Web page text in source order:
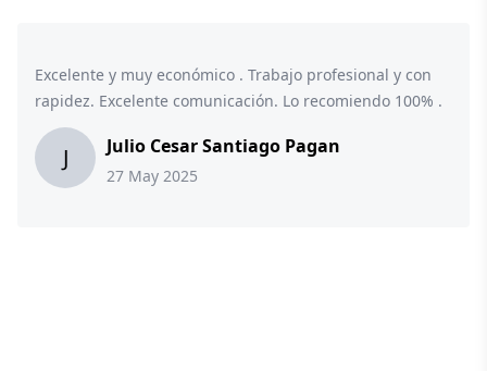
Excelente y muy económico . Trabajo profesional y con
rapidez. Excelente comunicación. Lo recomiendo 100% .
J Julio Cesar Santiago Pagan
27 May 2025